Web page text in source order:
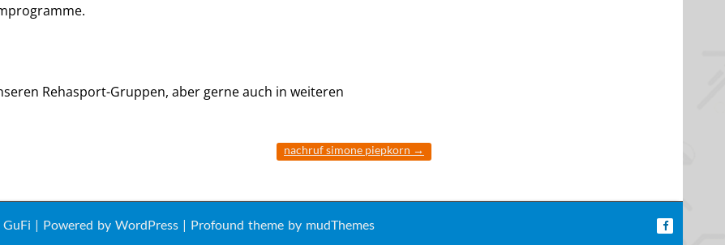
Rehasport-Gruppen, aber gerne auch in weiteren
nachruf simone piepkorn →
| Powered by WordPress | Profound theme by mudThemes